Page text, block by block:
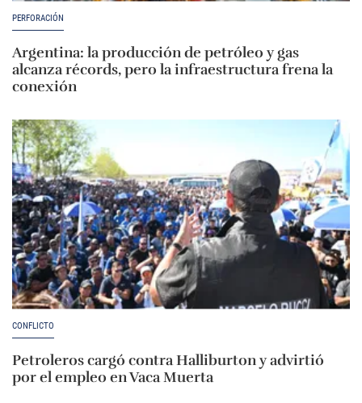
PERFORACIÓN
Argentina: la producción de petróleo y gas
alcanza récords, pero la infraestructura frena la
conexión
CONFLICTO
Petroleros cargó contra Halliburton y advirtió
por el empleo en Vaca Muerta